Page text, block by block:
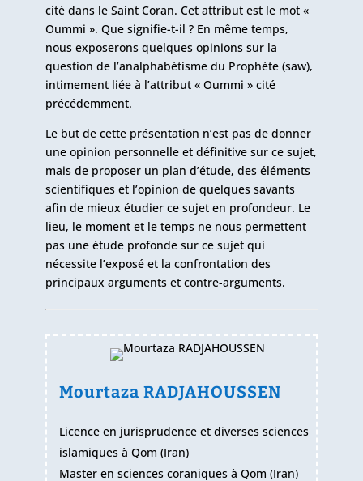
cité dans le Saint Coran. Cet attribut est le mot «
Oummi ». Que signifie-t-il ? En même temps,
nous exposerons quelques opinions sur la
question de l’analphabétisme du Prophète (saw),
intimement liée à l’attribut « Oummi » cité
précédemment.
Le but de cette présentation n’est pas de donner
une opinion personnelle et définitive sur ce sujet,
mais de proposer un plan d’étude, des éléments
scientifiques et l’opinion de quelques savants
afin de mieux étudier ce sujet en profondeur. Le
lieu, le moment et le temps ne nous permettent
pas une étude profonde sur ce sujet qui
nécessite l’exposé et la confrontation des
principaux arguments et contre-arguments.
Mourtaza RADJAHOUSSEN
Licence en jurisprudence et diverses sciences
islamiques à Qom (Iran)
Master en sciences coraniques à Qom (Iran)